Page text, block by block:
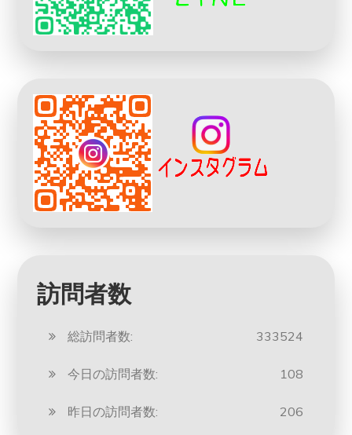
訪問者数
333524
総訪問者数:
108
今日の訪問者数:
206
昨日の訪問者数: